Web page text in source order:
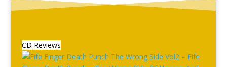
CD Reviews